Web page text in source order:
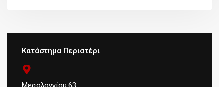
Κατάστημα Περιστέρι
Μεσολογγίου 63